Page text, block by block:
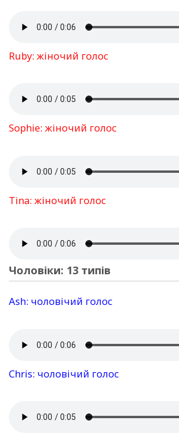
Ruby: жіночий голос
Sophie: жіночий голос
Tina: жіночий голос
Чоловіки: 13 типів
Ash: чоловічий голос
Chris: чоловічий голос